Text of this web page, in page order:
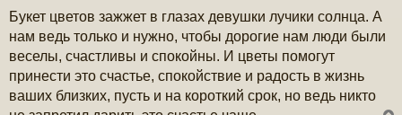
Букет цветов зажжет в глазах девушки лучики солнца. А
нам ведь только и нужно, чтобы дорогие нам люди были
веселы, счастливы и спокойны. И цветы помогут
принести это счастье, спокойствие и радость в жизнь
ваших близких, пусть и на короткий срок, но ведь никто